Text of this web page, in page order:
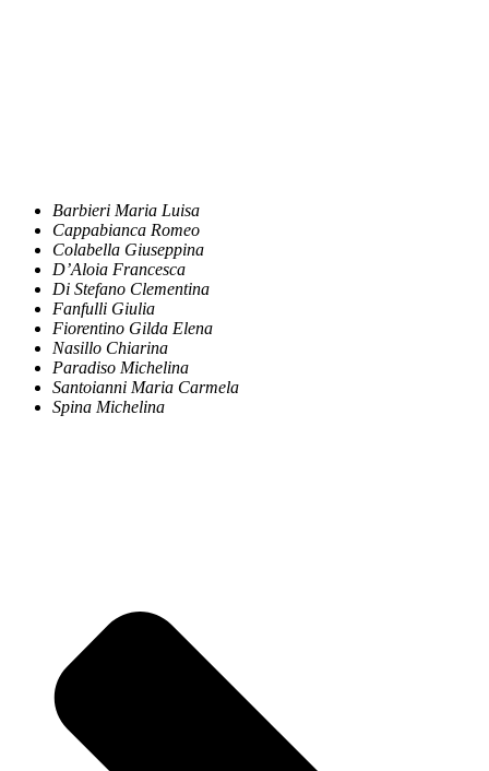
Barbieri Maria Luisa
Cappabianca Romeo
Colabella Giuseppina
D’Aloia Francesca
Di Stefano Clementina
Fanfulli Giulia
Fiorentino Gilda Elena
Nasillo Chiarina
Paradiso Michelina
Santoianni Maria Carmela
Spina Michelina